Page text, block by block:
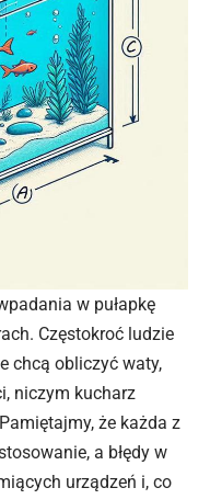
w pułapkę
Częstokroć ludzie
chcą obliczyć waty,
niczym kucharz
że każda z
a błędy w
urządzeń i, co